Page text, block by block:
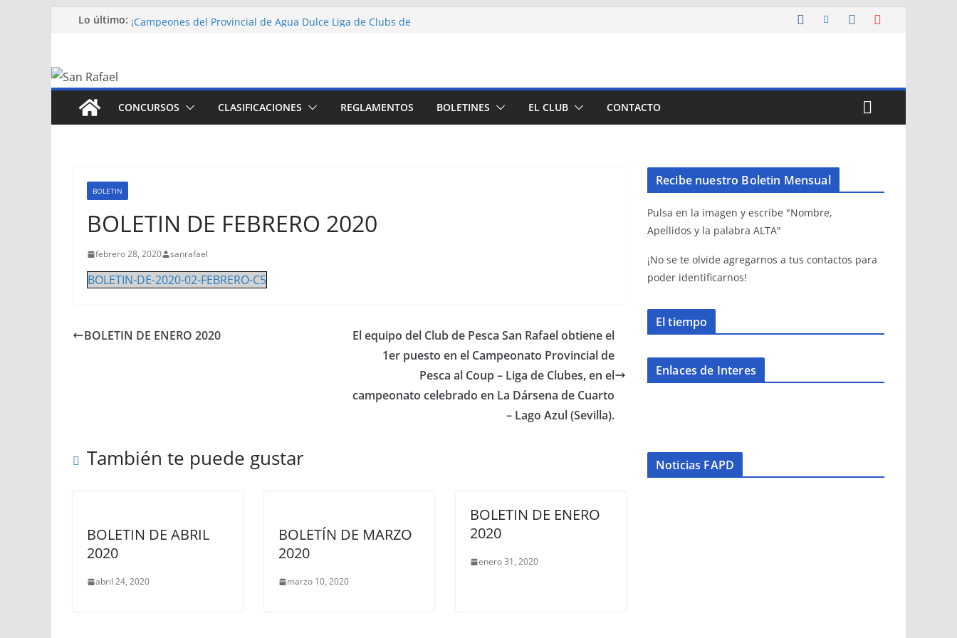
SaltarLo último:
¡Campeones del Provincial de Agua Dulce Liga de Clubs de
CONCURSOS
CLASIFICACIONES REGLAMENTOS BOLETINES EL CLUB CONTACTO
BOLETIN
BOLETIN DE FEBRERO 2020
febrero 28, 2020 sanrafael
BOLETIN-DE-2020-02-FEBRERO-C5
BOLETIN DE ENERO 2020
El equipo del Club de Pesca San Rafael obtiene el
1er puesto en el Campeonato Provincial de
Pesca al Coup – Liga de Clubes, en el
campeonato celebrado en La Dársena de Cuarto
– Lago Azul (Sevilla).
También te puede gustar
BOLETIN DE ABRIL
2020
abril 24, 2020
BOLETÍN DE MARZO
2020
marzo 10, 2020
BOLETIN DE ENERO
2020
enero 31, 2020
Recibe nuestro Boletin Mensual
Pulsa en la imagen y escríbe "Nombre,
Apellidos y la palabra ALTA"
¡No se te olvide agregarnos a tus contactos para
poder identificarnos!
El tiempo
Enlaces de Interes
Noticias FAPD